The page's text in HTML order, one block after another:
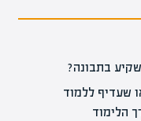
בתבונה?
שעדיף ללמוד
הלימוד